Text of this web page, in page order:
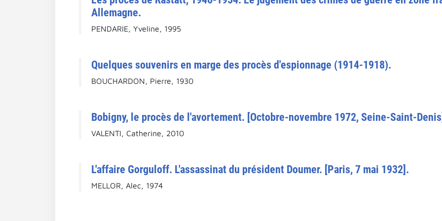
Allemagne.
PENDARIE, Yveline, 1995
Quelques souvenirs en marge des procès d'espionnage (1914-1918).
BOUCHARDON, Pierre, 1930
Bobigny, le procès de l'avortement. [Octobre-novembre 1972, Seine-Saint-
VALENTI, Catherine, 2010
L'affaire Gorguloff. L'assassinat du président Doumer. [Paris, 7 mai 1932].
MELLOR, Alec, 1974